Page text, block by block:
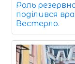
Роль
поділився
Вестерло.